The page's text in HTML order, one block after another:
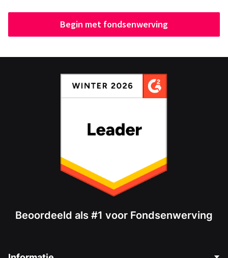
Begin met fondsenwerving
Beoordeeld als #1 voor Fondsenwerving